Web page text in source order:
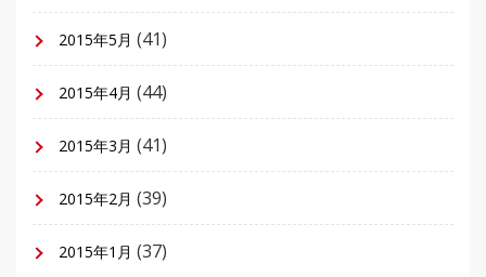
2015年5月 (41)
2015年4月 (44)
2015年3月 (41)
2015年2月 (39)
2015年1月 (37)